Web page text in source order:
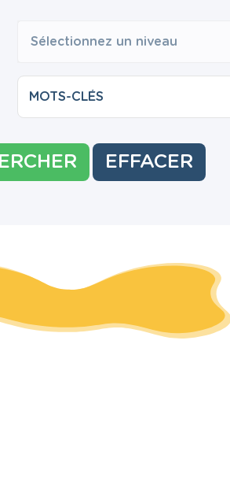
Sélectionnez un niveau
EFFACER